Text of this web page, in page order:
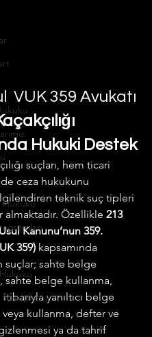
Hukuku
Hesaplama
VUK 359 Avukatı
Hukuki Destek
suçları, hem ticari
ceza hukukunu
teknik suç tipleri
almaktadır. Özellikle 213
Kanunu’nun 359.
359) kapsamında
suçlar; sahte belge
sahte belge kullanma,
yanıltıcı belge
kullanma, defter ve
ya da tahrif